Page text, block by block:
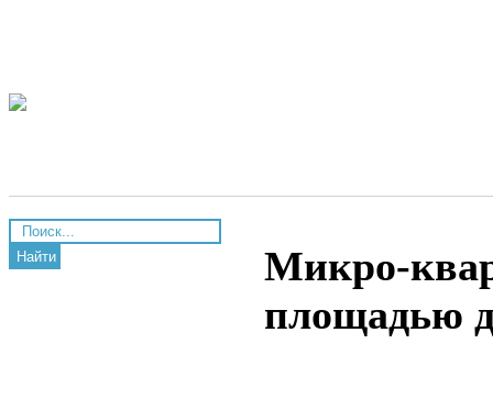
Найти
Микро-
площадью